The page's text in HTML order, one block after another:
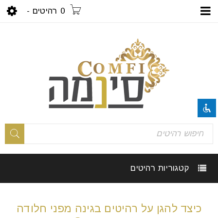
0 רהיטים -
קטגוריות רהיטים
כיצד להגן על רהיטים בגינה מפני חלודה
השבת את ההבזקים
settings צבע רקע
zoom_in זום (הגדלה)